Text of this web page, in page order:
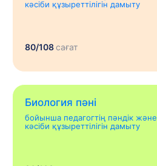
кәсіби құзыреттілігін дамыту
80/108сағат
Биология пәні
бойынша педагогтің пәндік және
кәсіби құзыреттілігін дамыту